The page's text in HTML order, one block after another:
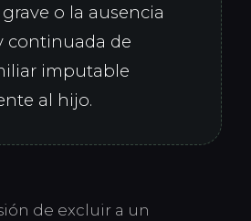
o la ausencia
continuada de
imputable
al hijo.
de excluir a un